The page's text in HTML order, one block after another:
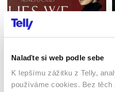
Nalaďte si web podle sebe
K lepšímu zážitku z Telly,
používáme cookies. Bez těch
V sevření lží
2023 | Irsko | 86 min